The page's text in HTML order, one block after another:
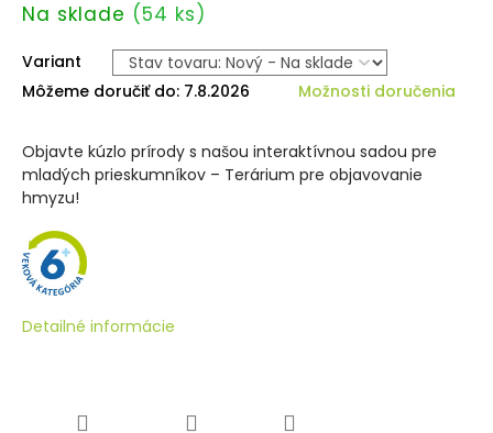
Na sklade (54 ks)
Variant
Môžeme doručiť do: 7.8.2026 Možnosti doručenia
Objavte kúzlo prírody s našou interaktívnou sadou pre
mladých prieskumníkov – Terárium pre objavovanie
hmyzu!
Detailné informácie